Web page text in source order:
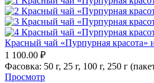
Красный чай «Пурпурная красота»
1 100.00 ₽
Фасовка: 50 г, 25 г, 100 г, 250 г
Просмотр